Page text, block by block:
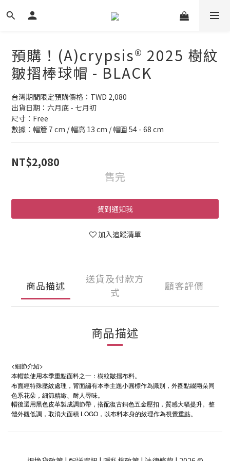
預購！(A)crypsis® 2025 樹紋
皺摺棒球帽 - BLACK
台灣期間限定預購價格：TWD 2,080
出貨日期：六月底 - 七月初
尺寸：Free
數據：帽簷 7 cm / 帽高 13 cm / 帽圍 54 - 68 cm
NT$2,080
售完
貨到通知我
加入追蹤清單
商品描述
送貨及付款方
式
顧客評價
商品描述
<細節介紹>
本帽款使用本季重點面料之一：樹紋皺摺布料。
布面經特殊壓紋處理，背面繡有本季主題小圓標作為識別，外圈點綴兩朵同
色系花朵，細節精緻、耐人尋味。
帽後選用黑色皮革製成調節帶，搭配復古銅色五金壓扣，質感大幅提升。整
體外觀低調，取消大面積 LOGO ，以布料本身的紋理作為視覺重點。